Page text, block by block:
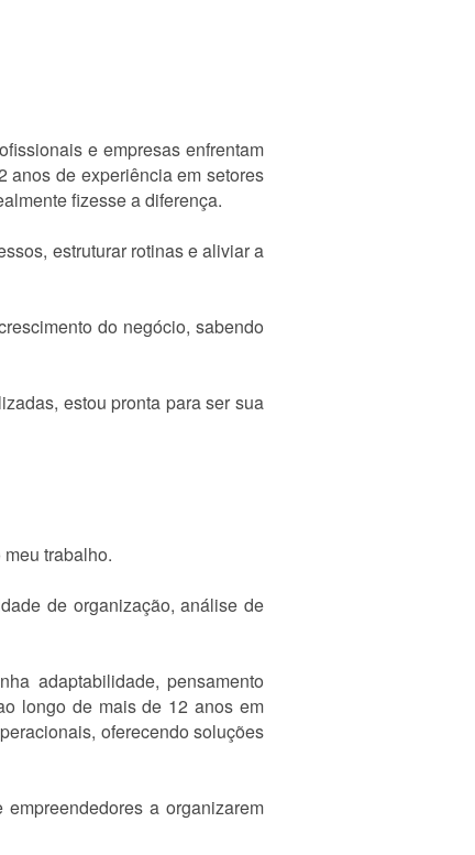
e empresas enfrentam
anos de experiência em setores
fizesse a diferença.
estruturar rotinas e aliviar a
do negócio, sabendo
estou pronta para ser sua
trabalho.
de organização, análise de
adaptabilidade, pensamento
longo de mais de 12 anos em
oferecendo soluções
a organizarem